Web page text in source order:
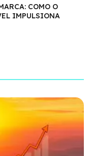
COMO O
IMPULSIONA